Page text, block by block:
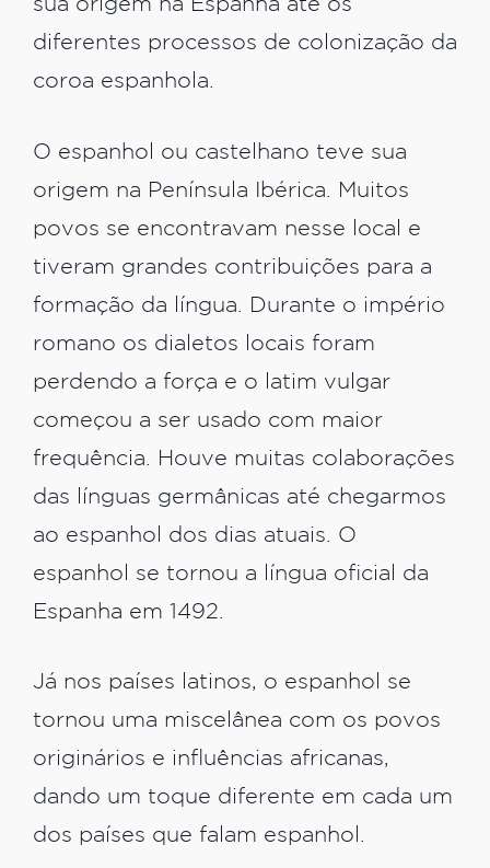
sua origem na Espanha até os
diferentes processos de colonização da
coroa espanhola.
O espanhol ou castelhano teve sua
origem na Península Ibérica. Muitos
povos se encontravam nesse local e
tiveram grandes contribuições para a
formação da língua. Durante o império
romano os dialetos locais foram
perdendo a força e o latim vulgar
começou a ser usado com maior
frequência. Houve muitas colaborações
das línguas germânicas até chegarmos
ao espanhol dos dias atuais. O
espanhol se tornou a língua oficial da
Espanha em 1492.
Já nos países latinos, o espanhol se
tornou uma miscelânea com os povos
originários e influências africanas,
dando um toque diferente em cada um
dos países que falam espanhol.